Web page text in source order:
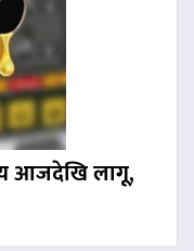
आजदेखि लागू,